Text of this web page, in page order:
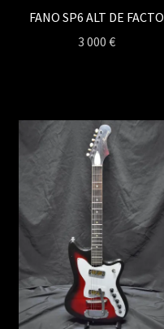
FANO SP6 ALT DE FACTO
3 000€